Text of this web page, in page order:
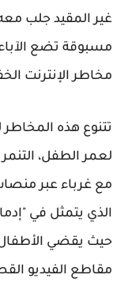
غير المقيد جلب
مسبوقة تضع
مخاطر الإنترنت
تتنوع هذه
مع غرباء عبر منصات
حيث يقضي
مقاطع الفيديو